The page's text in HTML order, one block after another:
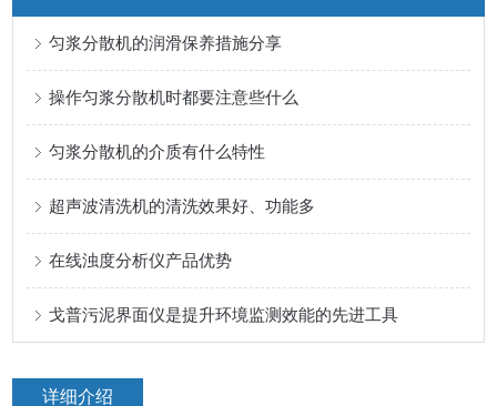
匀浆分散机的润滑保养措施分享
操作匀浆分散机时都要注意些什么
匀浆分散机的介质有什么特性
超声波清洗机的清洗效果好、功能多
在线浊度分析仪产品优势
戈普污泥界面仪是提升环境监测效能的先进工具
详细介绍